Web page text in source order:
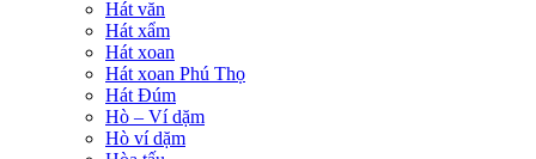
Hát văn
Hát xẩm
Hát xoan
Hát xoan Phú Thọ
Hát Đúm
Hò – Ví dặm
Hò ví dặm